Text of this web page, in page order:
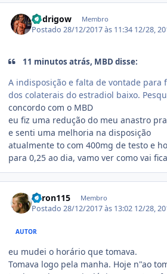
Rodrigow Membro
Postado28/12/2017 às 11:34 12/28,
11 minutos atrás, MBD disse:
A indisposição e falta de vontade para
dos colaterais do estradiol baixo.
concordo com o MBD
eu fiz uma redução do meu anastro
e senti uma melhoria na disposição
atualmente to com 400mg de testo e
para 0,25 ao dia, vamo ver como vai
Veron115 Membro
Postado28/12/2017 às 13:02 12/28,
AUTOR
eu mudei o horário que tomava.
Tomava logo pela manha. Hoje n"ao